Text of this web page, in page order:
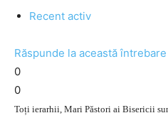
Recent activ
Răspunde la această întrebare
0
0
Toți ierarhii, Mari Păstori ai Bisericii